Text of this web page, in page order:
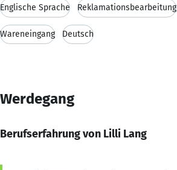
Englische Sprache Reklamationsbearbeitung
Wareneingang Deutsch
Werdegang
Berufserfahrung von Lilli Lang